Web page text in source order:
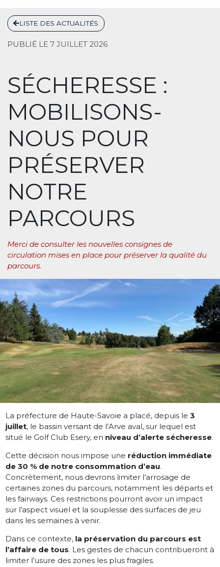
LISTE DES ACTUALITÉS
PUBLIÉ LE 7 JUILLET 2026
SÉCHERESSE :
MOBILISONS-
NOUS POUR
PRÉSERVER
NOTRE
PARCOURS
Merci de consulter les nouvelles consignes de
circulation mises en place pour préserver la qualité du
parcours.
La préfecture de Haute-Savoie a placé, depuis le3
juillet, le bassin versant de l’Arve aval, sur lequel est
situé le Golf Club Esery, en niveau d’alerte sécheresse.
Cette décision nous impose une réduction immédiate
de 30 % de notre consommation d’eau.
Concrètement, nous devrons limiter l’arrosage de
certaines zones du parcours, notamment les départs et
les fairways. Ces restrictions pourront avoir un impact
sur l’aspect visuel et la souplesse des surfaces de jeu
dans les semaines à venir.
Dans ce contexte, la préservation du parcours est
l’affaire de tous. Les gestes de chacun contribueront à
limiter l’usure des zones les plus fragiles.